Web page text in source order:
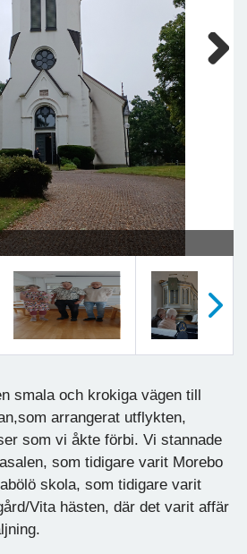
smala och krokiga vägen till
arrangerat utflykten,
som vi åkte förbi. Vi stannade
som tidigare varit Morebo
skola, som tidigare varit
Vita hästen, där det varit affär